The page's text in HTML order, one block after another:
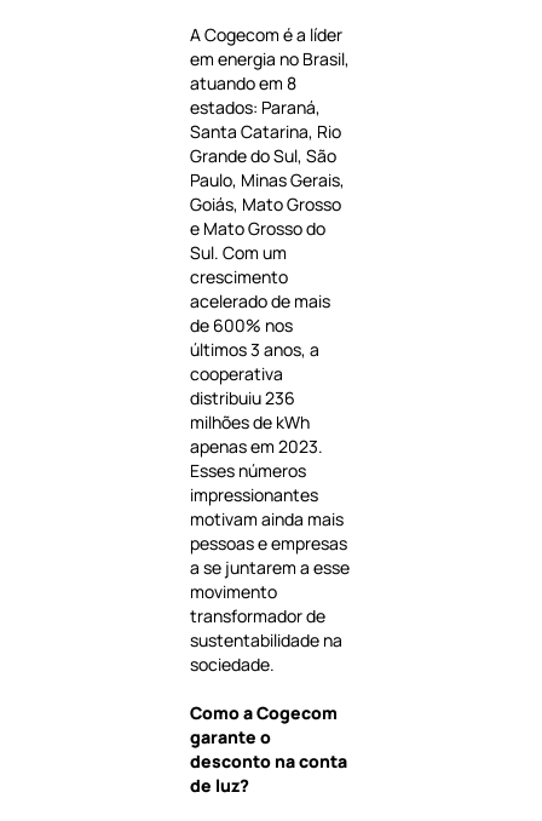
A Cogecom é a líder
em energia no Brasil,
atuando em 8
estados: Paraná,
Santa Catarina, Rio
Grande do Sul, São
Paulo, Minas Gerais,
Goiás, Mato Grosso
e Mato Grosso do
Sul. Com um
crescimento
acelerado de mais
de 600% nos
últimos 3 anos, a
cooperativa
distribuiu 236
milhões de kWh
apenas em 2023.
Esses números
impressionantes
motivam ainda mais
pessoas e empresas
a se juntarem a esse
movimento
transformador de
sustentabilidade na
sociedade.
Como a Cogecom
garante o
desconto na conta
de luz?